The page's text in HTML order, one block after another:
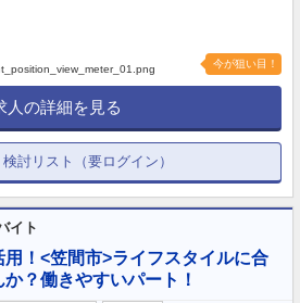
今が狙い目！
人の詳細を見る
検討リスト（要ログイン）
イト
！<笠間市>ライフスタイルに合
？働きやすいパート！